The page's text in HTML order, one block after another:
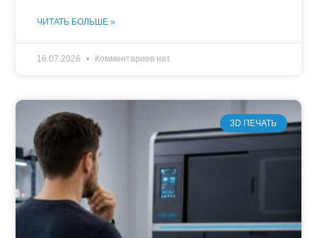
ЧИТАТЬ БОЛЬШЕ »
16.07.2026 Комментариев нет
3D ПЕЧАТЬ